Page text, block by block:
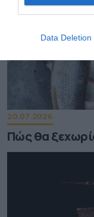
Data Deletion
20.07.2026
Πώς θα